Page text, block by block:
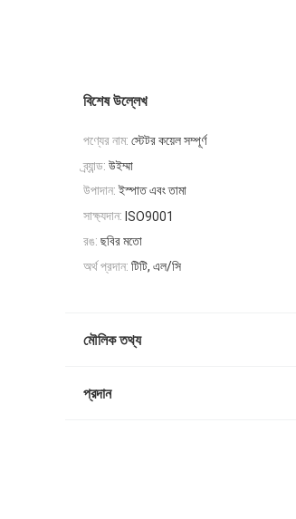
বিশেষ উল্লেখ
পণ্যের নাম: স্টেটর কয়েল সম্পূর্ণ
ব্র্যান্ড: উইম্মা
উপাদান: ইস্পাত এবং তামা
সাক্ষ্যদান: ISO9001
রঙ: ছবির মতো
অর্থ প্রদান: টিটি, এল/সি
মৌলিক তথ্য
প্রদান